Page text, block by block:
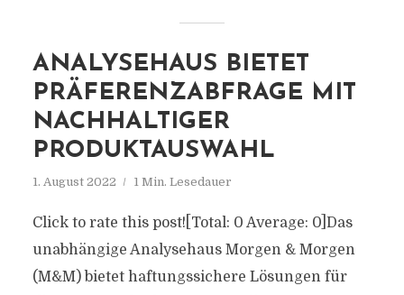
ANALYSEHAUS BIETET
PRÄFERENZABFRAGE MIT
NACHHALTIGER
PRODUKTAUSWAHL
1. August 2022 1 Min. Lesedauer
Click to rate this post![Total: 0 Average: 0]Das
unabhängige Analysehaus Morgen & Morgen
(M&M) bietet haftungssichere Lösungen für